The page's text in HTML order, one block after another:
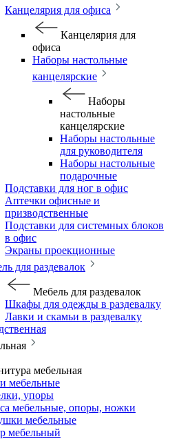
Канцелярия для офиса
Канцелярия для
офиса
Наборы настольные
канцелярские
Наборы
настольные
канцелярские
Наборы настольные
для руководителя
Наборы настольные
подарочные
Подставки для ног в офис
Аптечки офисные и
призводственные
Подставки для системных блоков
в офис
Экраны проекционные
для раздевалок
Мебель для раздевалок
Шкафы для одежды в раздевалку
Лавки и скамьи в раздевалку
мебельная
мебельные
упоры
мебельные, опоры, ножки
мебельные
мебельный